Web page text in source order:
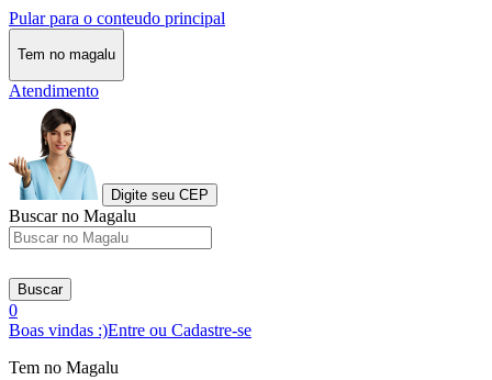
Pular para o conteudo principal
Tem no magalu
Atendimento
Digite seu CEP
Buscar no Magalu
Buscar
0
Boas vindas :)Entre ou Cadastre-se
Tem no Magalu